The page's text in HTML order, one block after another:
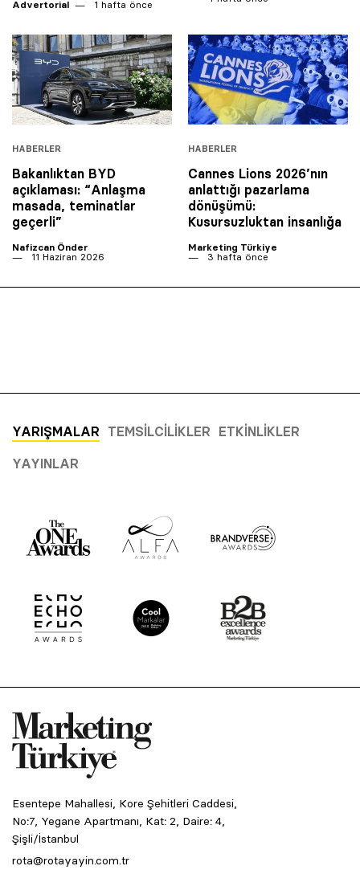
Advertorial 1 hafta önce
HABERLER
Bakanlıktan BYD
açıklaması: “Anlaşma
masada, teminatlar
geçerli”
Nafizcan Önder
11 Haziran 2026
HABERLER
Cannes Lions 2026’nın
anlattığı pazarlama
dönüşümü:
Kusursuzluktan insanlığa
Marketing Türkiye
3 hafta önce
YARIŞMALAR TEMSILCILIKLER ETKINLIKLER
YAYINLAR
Esentepe Mahallesi, Kore Şehitleri Caddesi,
No:7, Yegane Apartmanı, Kat: 2, Daire: 4,
Şişli/İstanbul
rota@rotayayin.com.tr